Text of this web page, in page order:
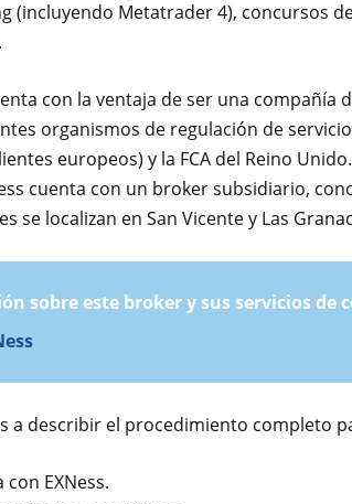
(incluyendo Metatrader 4), concursos
con la ventaja de ser una compañía
organismos de regulación de
europeos) y la FCA del Reino
cuenta con un broker subsidiario,
se localizan en San Vicente y Las
sobre este broker y sus servicios de
a describir el procedimiento completo
EXNess.